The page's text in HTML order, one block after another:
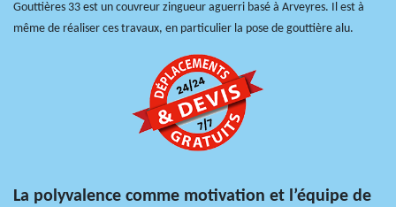
Gouttières 33 est un couvreur zingueur aguerri basé à Arveyres. Il est à
même de réaliser ces travaux, en particulier la pose de gouttière alu.
La polyvalence comme motivation et l’équipe de